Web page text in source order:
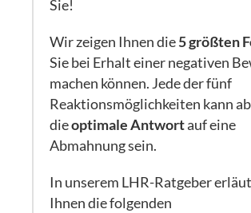
Sie!
Wir zeigen Ihnen die5 größten
Sie bei Erhalt einer negativen
machen können. Jede der fünf
Reaktionsmöglichkeiten kann
dieoptimale Antwortauf eine
Abmahnung sein.
In unserem LHR-Ratgeber
Ihnen die folgenden